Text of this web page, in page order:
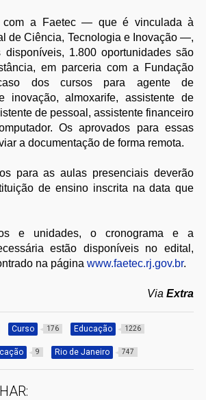
com a Faetec — que é vinculada à
de Ciência, Tecnologia e Inovação —,
1.800 oportunidades são
em parceria com a Fundação
dos cursos para agente de
inovação, almoxarife, assistente de
de pessoal, assistente financeiro
Os aprovados para essas
a documentação de forma remota.
para as aulas presenciais deverão
de ensino inscrita na data que
e unidades, o cronograma e a
estão disponíveis no edital,
na página www.faetec.rj.gov.br.
ViaExtra
Curso 176 Educação 1226
9 Rio de Janeiro 747